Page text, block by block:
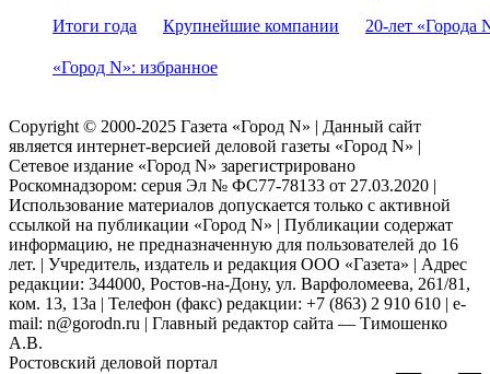
Итоги года
Крупнейшие компании 20-лет «Города
«Город N»: избранное
Copyright © 2000-2025 Газета «Город N» | Данный сайт
является интернет-версией деловой газеты «Город N» |
Сетевое издание «Город N» зарегистрировано
Роскомнадзором: серuя Эл № ФС77-78133 от 27.03.2020 |
Использование материалов допускается только с активной
ссылкой на публикации «Город N» | Публикации содержат
информацию, не предназначенную для пользователей до 16
лет. | Учредитель, издатель и редакция ООО «Газета» | Адрес
редакции: 344000, Ростов-на-Дону, ул. Варфоломеева, 261/81,
ком. 13, 13а | Телефон (факс) редакции: +7 (863) 2 910 610 | e-
mail: n@gorodn.ru | Главный редактор сайта — Тимошенко
А.В.
Ростовский деловой портал